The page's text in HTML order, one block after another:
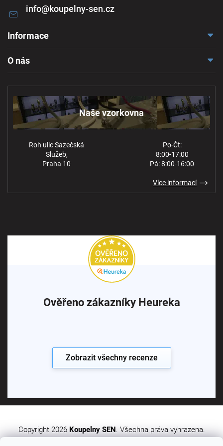
info@koupelny-sen.cz
Informace
Ochrana osobních údajů
O nás
Naše vzorkovna
Roh ulic Sazečská
Služeb,
Praha 10
Po-Čt:
8:00-17:00
Pá: 8:00-16:00
Více informací
Ověřeno zákazníky Heureka
Zobrazit všechny recenze
Copyright 2026 Koupelny SEN . Všechna práva vyhrazena.